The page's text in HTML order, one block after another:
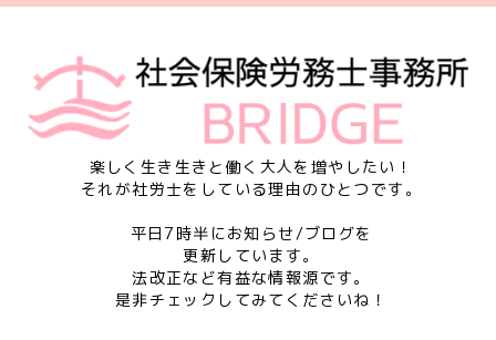
楽しく生き生きと働く大人を増やしたい！
それが社労士をしている理由のひとつです。
平日7時半にお知らせ/ブログを
更新しています。
法改正など有益な情報源です。
是非チェックしてみてくださいね！